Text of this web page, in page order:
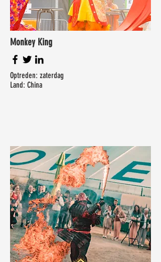
Monkey King
Optreden: zaterdag
Land: China